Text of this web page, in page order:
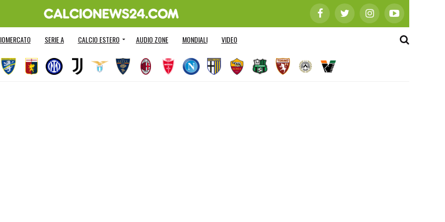
SERIE A CALCIO ESTERO AUDIO ZONE MONDIALI VIDEO